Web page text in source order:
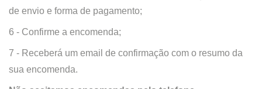
de envio e forma de pagamento;
6 - Confirme a encomenda;
7 - Receberá um email de confirmação com o resumo da
sua encomenda.